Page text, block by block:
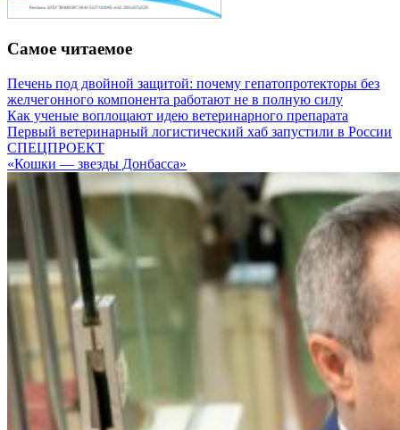
Самое читаемое
Печень под двойной защитой: почему гепатопротекторы без
желчегонного компонента работают не в полную силу
Как ученые воплощают идею ветеринарного препарата
Первый ветеринарный логистический хаб запустили в России
СПЕЦПРОЕКТ
«Кошки — звезды Донбасса»